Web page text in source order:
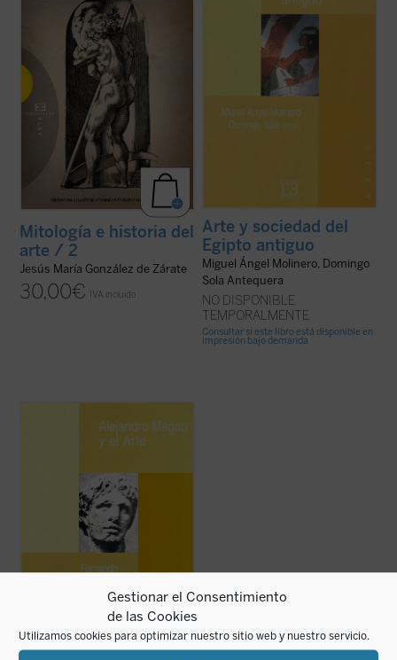
Gestionar el Consentimiento
de las Cookies
Utilizamos cookies para optimizar nuestro sitio web y nuestro servicio.
de nuestros mayores expertos en
mitología y emblemática.
(ver ficha)
Mitología e historia del
arte / 2
Jesús María González de Zárate
30,00€ IVA incluido
unos materiales, unas formas o unos
temas determinados, se realizaba en
(ver ficha)
Arte y sociedad del
Egipto antiguo
Miguel Ángel Molinero, Domingo
Sola Antequera
NO DISPONIBLE
TEMPORALMENTE
Consultar si este libro está disponible en
impresión bajo demanda
cautivó en la Antigüedad. A lo largo de los
siglos y hasta nuestros días ha sido y es un
personaje fuente de admiración y
Pese a lo mucho publicado sobre él, hay ...